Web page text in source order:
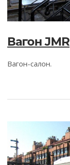
Вагон JMR
Вагон-салон.